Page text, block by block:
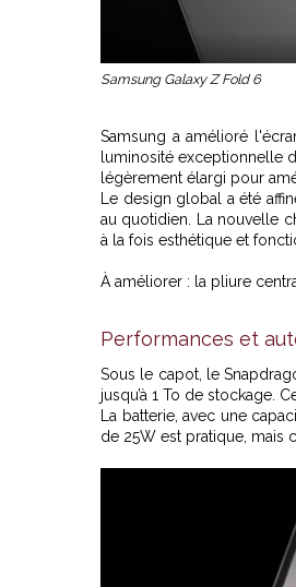
Samsung Galaxy Z Fold 6
Samsung a amélioré
luminosité exceptionnelle
légèrement élargi pour
Le design global a été
au quotidien. La nouvelle
à la fois esthétique et
À améliorer : la pliure
Performances et
Sous le capot, le
jusqu’à 1 To de stockage.
La batterie, avec une
de 25W est pratique, mais